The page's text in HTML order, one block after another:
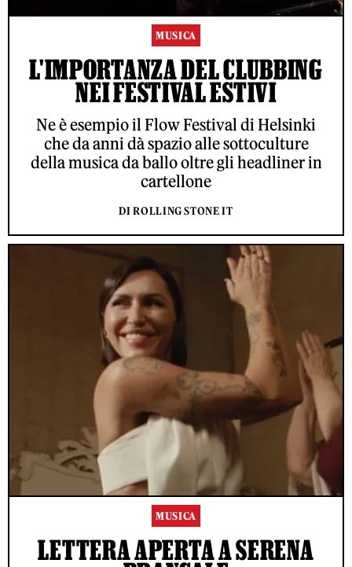
MUSICA
L'IMPORTANZA DEL CLUBBING
NEI FESTIVAL ESTIVI
Ne è esempio il Flow Festival di Helsinki
che da anni dà spazio alle sottoculture
della musica da ballo oltre gli headliner in
cartellone
DI ROLLING STONE IT
MUSICA
LETTERA APERTA A SERENA